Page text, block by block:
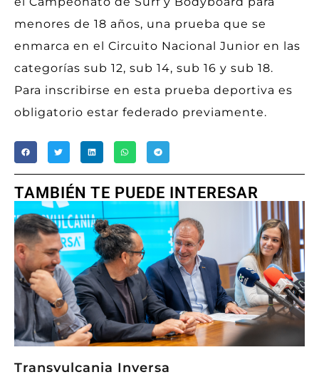
menores de 18 años, una prueba que se
enmarca en el Circuito Nacional Junior en las
categorías sub 12, sub 14, sub 16 y sub 18.
Para inscribirse en esta prueba deportiva es
obligatorio estar federado previamente.
TAMBIÉN TE PUEDE INTERESAR
Transvulcania Inversa